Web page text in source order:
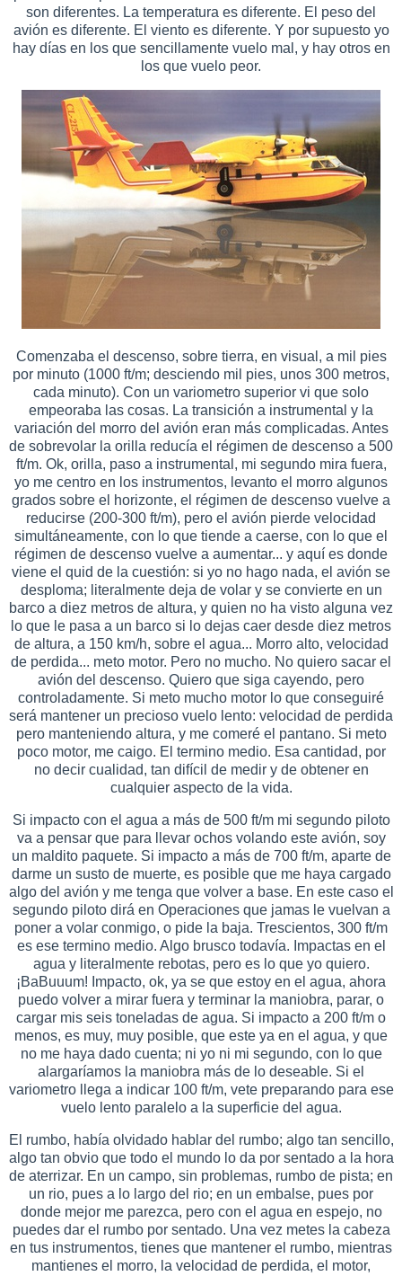
son diferentes. La temperatura es diferente. El peso del
avión es diferente. El viento es diferente. Y por supuesto yo
hay días en los que sencillamente vuelo mal, y hay otros en
los que vuelo peor.
Comenzaba el descenso, sobre tierra, en visual, a mil pies
por minuto (1000 ft/m; desciendo mil pies, unos 300 metros,
cada minuto). Con un variometro superior vi que solo
empeoraba las cosas. La transición a instrumental y la
variación del morro del avión eran más complicadas. Antes
de sobrevolar la orilla reducía el régimen de descenso a 500
ft/m. Ok, orilla, paso a instrumental, mi segundo mira fuera,
yo me centro en los instrumentos, levanto el morro algunos
grados sobre el horizonte, el régimen de descenso vuelve a
reducirse (200-300 ft/m), pero el avión pierde velocidad
simultáneamente, con lo que tiende a caerse, con lo que el
régimen de descenso vuelve a aumentar... y aquí es donde
viene el quid de la cuestión: si yo no hago nada, el avión se
desploma; literalmente deja de volar y se convierte en un
barco a diez metros de altura, y quien no ha visto alguna vez
lo que le pasa a un barco si lo dejas caer desde diez metros
de altura, a 150 km/h, sobre el agua... Morro alto, velocidad
de perdida... meto motor. Pero no mucho. No quiero sacar el
avión del descenso. Quiero que siga cayendo, pero
controladamente. Si meto mucho motor lo que conseguiré
será mantener un precioso vuelo lento: velocidad de perdida
pero manteniendo altura, y me comeré el pantano. Si meto
poco motor, me caigo. El termino medio. Esa cantidad, por
no decir cualidad, tan difícil de medir y de obtener en
cualquier aspecto de la vida.
Si impacto con el agua a más de 500 ft/m mi segundo piloto
va a pensar que para llevar ochos volando este avión, soy
un maldito paquete. Si impacto a más de 700 ft/m, aparte de
darme un susto de muerte, es posible que me haya cargado
algo del avión y me tenga que volver a base. En este caso el
segundo piloto dirá en Operaciones que jamas le vuelvan a
poner a volar conmigo, o pide la baja. Trescientos, 300 ft/m
es ese termino medio. Algo brusco todavía. Impactas en el
agua y literalmente rebotas, pero es lo que yo quiero.
¡BaBuuum! Impacto, ok, ya se que estoy en el agua, ahora
puedo volver a mirar fuera y terminar la maniobra, parar, o
cargar mis seis toneladas de agua. Si impacto a 200 ft/m o
menos, es muy, muy posible, que este ya en el agua, y que
no me haya dado cuenta; ni yo ni mi segundo, con lo que
alargaríamos la maniobra más de lo deseable. Si el
variometro llega a indicar 100 ft/m, vete preparando para ese
vuelo lento paralelo a la superficie del agua.
El rumbo, había olvidado hablar del rumbo; algo tan sencillo,
algo tan obvio que todo el mundo lo da por sentado a la hora
de aterrizar. En un campo, sin problemas, rumbo de pista; en
un rio, pues a lo largo del rio; en un embalse, pues por
donde mejor me parezca, pero con el agua en espejo, no
puedes dar el rumbo por sentado. Una vez metes la cabeza
en tus instrumentos, tienes que mantener el rumbo, mientras
mantienes el morro, la velocidad de perdida, el motor,